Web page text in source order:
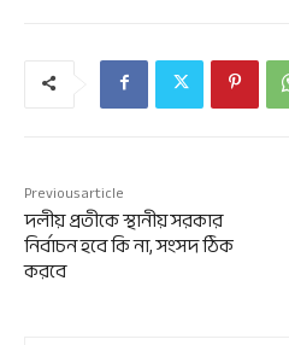
Previous article
দলীয় প্রতীকে স্থানীয় সরকার
নির্বাচন হবে কি না, সংসদ ঠিক
করবে